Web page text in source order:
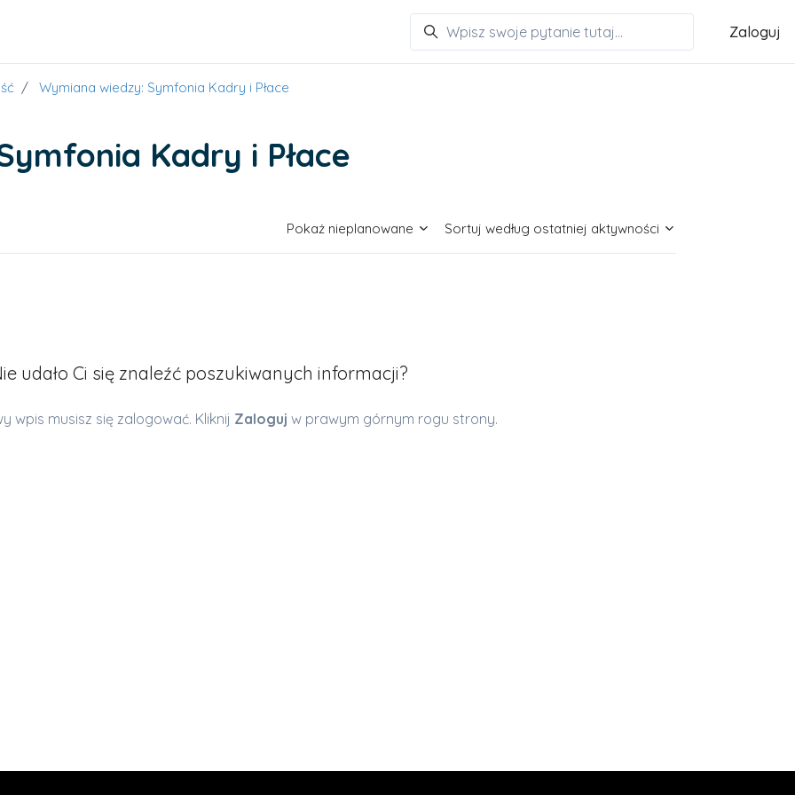
Zaloguj
Wymiana wiedzy: Symfonia Kadry i Płace
Kadry i Płace
Pokaż nieplanowane Sortuj według ostatniej aktywności
udało Ci się znaleźć poszukiwanych informacji?
wpis musisz się zalogować. Kliknij Zaloguj w prawym górnym rogu strony.